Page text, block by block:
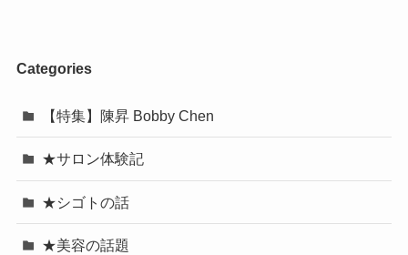
Categories
【特集】陳昇 Bobby Chen
★サロン体験記
★シゴトの話
★美容の話題